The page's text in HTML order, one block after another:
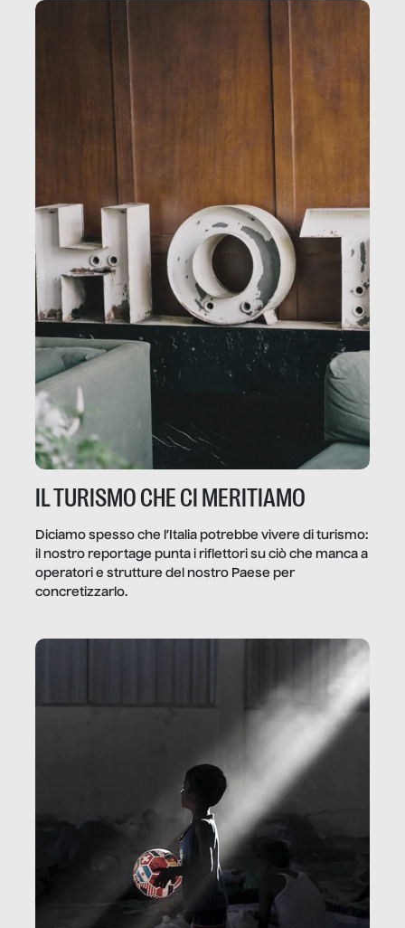
IL TURISMO CHE CI MERITIAMO
Diciamo spesso che l’Italia potrebbe vivere di turismo:
il nostro reportage punta i riflettori su ciò che manca a
operatori e strutture del nostro Paese per
concretizzarlo.